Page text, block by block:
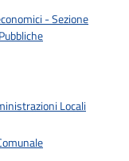
- Sezione
Locali